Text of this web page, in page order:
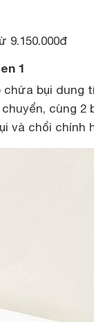
9.150.000đ
1
bụi dung
cùng 2
và chổi chính